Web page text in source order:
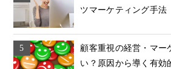
ツマーケティング手法
顧客重視の経営・マー
い？原因から導く有効